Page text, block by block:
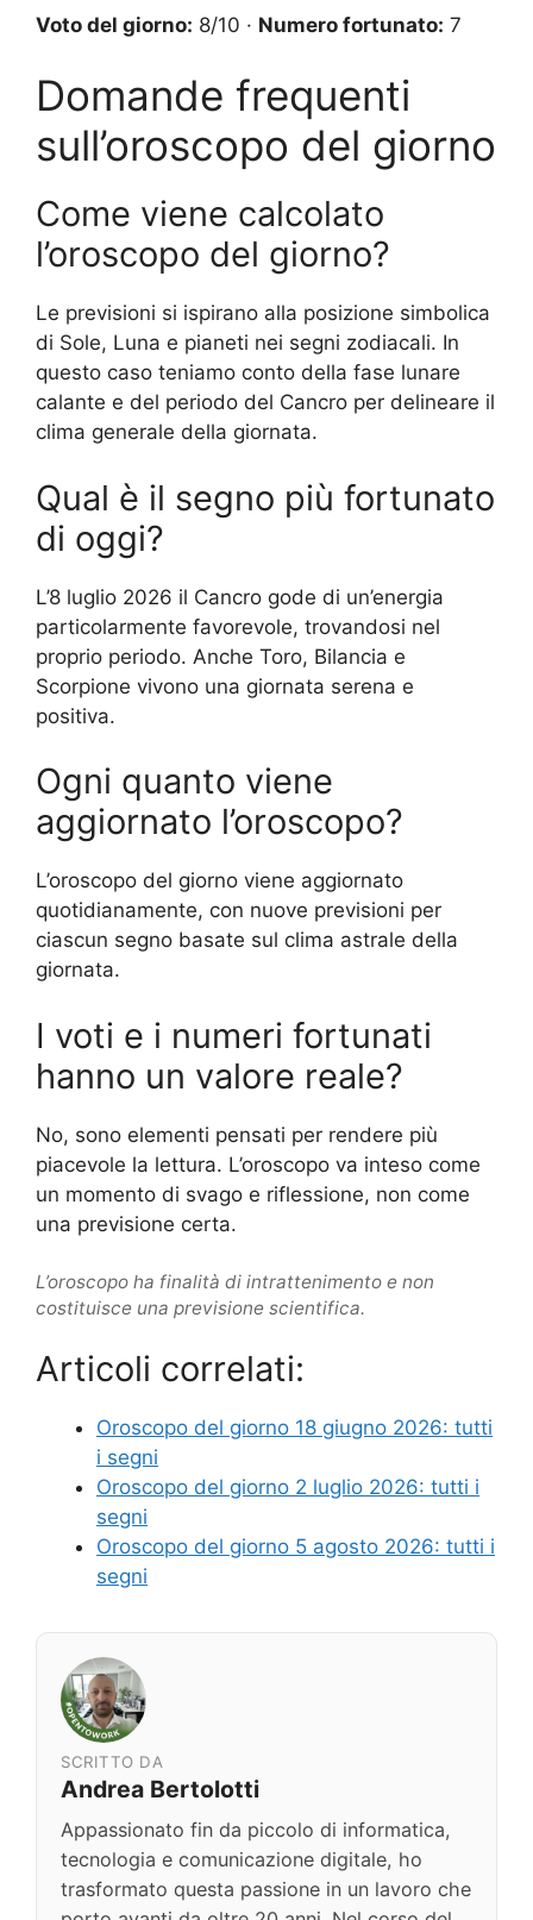
Voto del giorno: 8/10 · Numero fortunato: 7
Domande frequenti
sull’oroscopo del giorno
Come viene calcolato
l’oroscopo del giorno?
Le previsioni si ispirano alla posizione simbolica
di Sole, Luna e pianeti nei segni zodiacali. In
questo caso teniamo conto della fase lunare
calante e del periodo del Cancro per delineare il
clima generale della giornata.
Qual è il segno più fortunato
di oggi?
L’8 luglio 2026 il Cancro gode di un’energia
particolarmente favorevole, trovandosi nel
proprio periodo. Anche Toro, Bilancia e
Scorpione vivono una giornata serena e
positiva.
Ogni quanto viene
aggiornato l’oroscopo?
L’oroscopo del giorno viene aggiornato
quotidianamente, con nuove previsioni per
ciascun segno basate sul clima astrale della
giornata.
I voti e i numeri fortunati
hanno un valore reale?
No, sono elementi pensati per rendere più
piacevole la lettura. L’oroscopo va inteso come
un momento di svago e riflessione, non come
una previsione certa.
L’oroscopo ha finalità di intrattenimento e non
costituisce una previsione scientifica.
Articoli correlati:
Oroscopo del giorno 18 giugno 2026: tutti
i segni
Oroscopo del giorno 2 luglio 2026: tutti i
segni
Oroscopo del giorno 5 agosto 2026: tutti i
segni
SCRITTO DA
Andrea Bertolotti
Appassionato fin da piccolo di informatica,
tecnologia e comunicazione digitale, ho
trasformato questa passione in un lavoro che